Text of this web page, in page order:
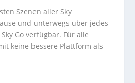
Szenen aller Sky
und unterwegs über jedes
Go verfügbar. Für alle
keine bessere Plattform als